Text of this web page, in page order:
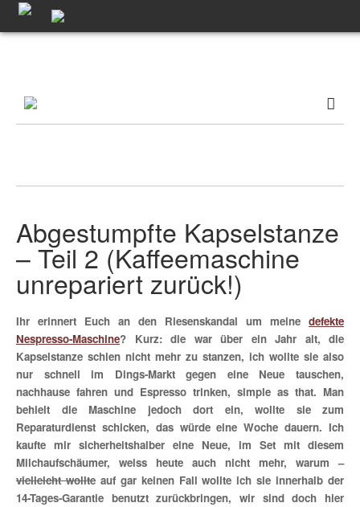
Abgestumpfte Kapselstanze
– Teil 2 (Kaffeemaschine
unrepariert zurück!)
Ihr erinnert Euch an den Riesenskandal um meine defekte
Nespresso-Maschine? Kurz: die war über ein Jahr alt, die
Kapselstanze schien nicht mehr zu stanzen, ich wollte sie also
nur schnell im Dings-Markt gegen eine Neue tauschen,
nachhause fahren und Espresso trinken, simple as that. Man
behielt die Maschine jedoch dort ein, wollte sie zum
Reparaturdienst schicken, das würde eine Woche dauern. Ich
kaufte mir sicherheitshalber eine Neue, im Set mit diesem
Milchaufschäumer, weiss heute auch nicht mehr, warum –
vielleicht wollteauf gar keinen Fall wollte ich sie innerhalb der
14-Tages-Garantie benutzt zurückbringen, wir sind doch hier